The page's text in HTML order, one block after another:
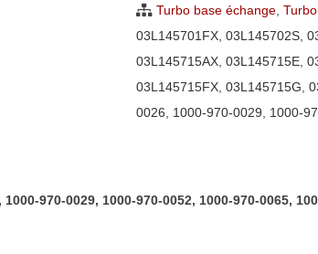
1000-
Turbo base échange,
03L145701FX, 03L145702S,
03L145715AX, 03L145715E,
03L145715FX, 03L145715G
0026
1000-970-0029 1000-
970-0029, 1000-970-0052, 1000-970-0065,